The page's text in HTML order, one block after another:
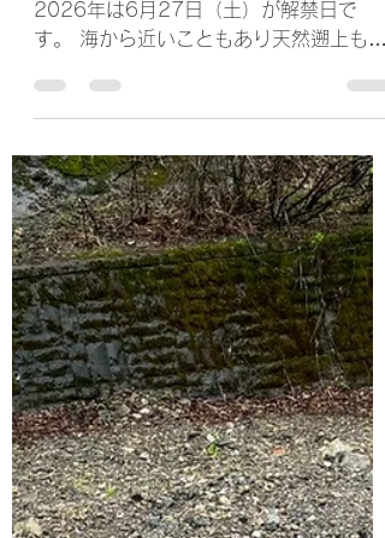
今年もアユの解禁日が迫ってきました！
す。 海から近いこともあり天然遡上もた
くさん確認しております。 ぜひ今年も河
りお待ちしております。 詳しい情報はチ
ラシをご覧ください